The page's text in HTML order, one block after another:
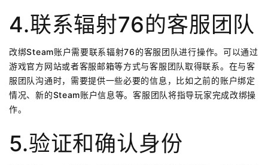
4.联系辐射76的客服团队
改绑Steam账户需要联系辐射76的客服团队进行操作。可以通过
游戏官方网站或者客服邮箱等方式与客服团队取得联系。在与客
服团队沟通时，需要提供一些必要的信息，比如之前的账户绑定
情况、新的Steam账户信息等。客服团队将指导玩家完成改绑操
作。
5.验证和确认身份